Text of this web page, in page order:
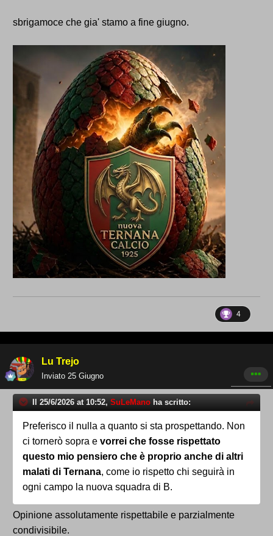
sbrigamoce che gia' stamo a fine giugno.
4
Lu Trejo
Inviato 25 Giugno
Il 25/6/2026 at 10:52, SuLeMano ha scritto:
Preferisco il nulla a quanto si sta prospettando. Non
ci tornerò sopra e vorrei che fosse rispettato
questo mio pensiero che è proprio anche di altri
malati di Ternana, come io rispetto chi seguirà in
ogni campo la nuova squadra di B.
Opinione assolutamente rispettabile e parzialmente
condivisibile.